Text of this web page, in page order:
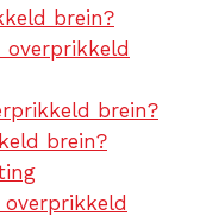
brein?
overprikkeld
brein?
brein?
overprikkeld